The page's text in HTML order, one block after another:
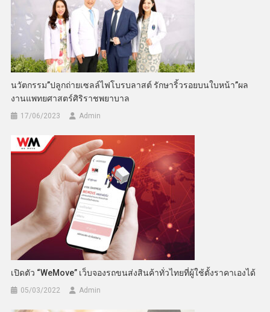
นวัตกรรม”ปลูกถ่ายเซลล์ไฟโบรบลาสต์ รักษาริ้วรอยบนใบหน้า”ผล
งานแพทยศาสตร์ศิริราชพยาบาล
17/06/2023 Admin
เปิดตัว “WeMove” เว็บจองรถขนส่งสินค้าทั่วไทยที่ผู้ใช้ตั้งราคาเองได้
05/03/2022 Admin